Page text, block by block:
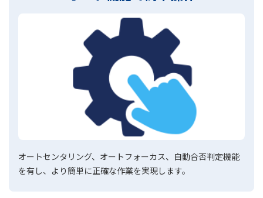
オートセンタリング、オートフォーカス、自動合否判定機能
を有し、より簡単に正確な作業を実現します。